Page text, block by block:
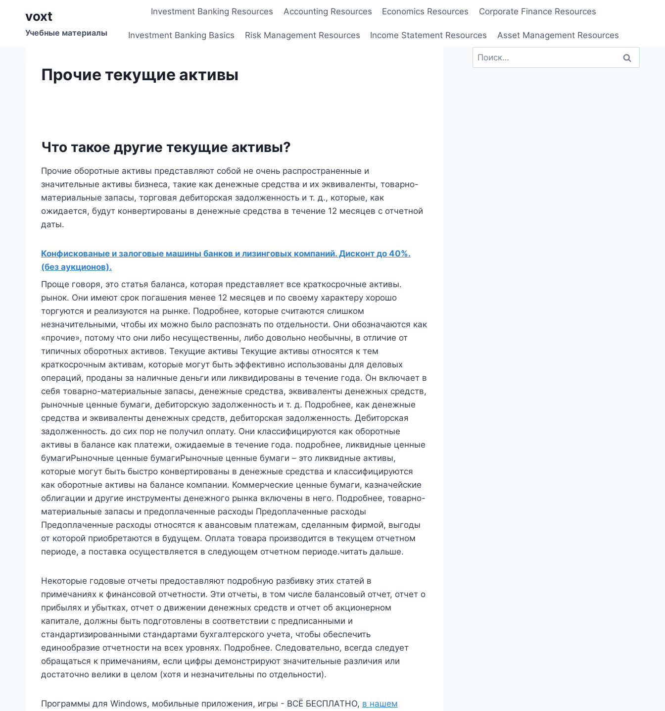
содержимому
voxt
Учебные материалы
Investment Banking Resources Accounting Resources Economics Resources Corporate Finance Resources
Investment Banking Basics Risk Management Resources Income Statement Resources Asset Management Resources
Прочие текущие активы
Что такое другие текущие активы?
Прочие оборотные активы представляют собой не очень распространенные и
значительные активы бизнеса, такие как денежные средства и их эквиваленты, товарно-
материальные запасы, торговая дебиторская задолженность и т. д., которые, как
ожидается, будут конвертированы в денежные средства в течение 12 месяцев с отчетной
даты.
Конфискованые и залоговые машины банков и лизинговых компаний. Дисконт до 40%.
(без аукционов).
Проще говоря, это статья баланса, которая представляет все краткосрочные активы.
рынок. Они имеют срок погашения менее 12 месяцев и по своему характеру хорошо
торгуются и реализуются на рынке. Подробнее, которые считаются слишком
незначительными, чтобы их можно было распознать по отдельности. Они обозначаются как
«прочие», потому что они либо несущественны, либо довольно необычны, в отличие от
типичных оборотных активов. Текущие активы Текущие активы относятся к тем
краткосрочным активам, которые могут быть эффективно использованы для деловых
операций, проданы за наличные деньги или ликвидированы в течение года. Он включает в
себя товарно-материальные запасы, денежные средства, эквиваленты денежных средств,
рыночные ценные бумаги, дебиторскую задолженность и т. д. Подробнее, как денежные
средства и эквиваленты денежных средств, дебиторская задолженность. Дебиторская
задолженность. до сих пор не получил оплату. Они классифицируются как оборотные
активы в балансе как платежи, ожидаемые в течение года. подробнее, ликвидные ценные
бумагиРыночные ценные бумагиРыночные ценные бумаги – это ликвидные активы,
которые могут быть быстро конвертированы в денежные средства и классифицируются
как оборотные активы на балансе компании. Коммерческие ценные бумаги, казначейские
облигации и другие инструменты денежного рынка включены в него. Подробнее, товарно-
материальные запасы и предоплаченные расходы Предоплаченные расходы
Предоплаченные расходы относятся к авансовым платежам, сделанным фирмой, выгоды
от которой приобретаются в будущем. Оплата товара производится в текущем отчетном
периоде, а поставка осуществляется в следующем отчетном периоде.читать дальше.
Некоторые годовые отчеты предоставляют подробную разбивку этих статей в
примечаниях к финансовой отчетности. Эти отчеты, в том числе балансовый отчет, отчет о
прибылях и убытках, отчет о движении денежных средств и отчет об акционерном
капитале, должны быть подготовлены в соответствии с предписанными и
стандартизированными стандартами бухгалтерского учета, чтобы обеспечить
единообразие отчетности на всех уровнях. Подробнее. Следовательно, всегда следует
обращаться к примечаниям, если цифры демонстрируют значительные различия или
достаточно велики в целом (хотя и незначительны по отдельности).
Программы для Windows, мобильные приложения, игры - ВСЁ БЕСПЛАТНО, в нашем
Найти: